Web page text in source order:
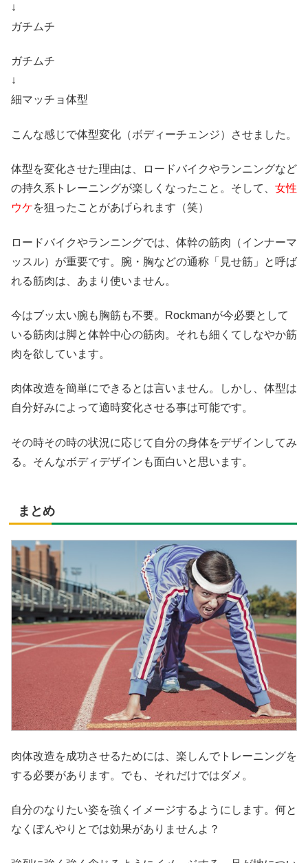
↓
ガチムチ
ガチムチ
↓
細マッチョ体型
こんな感じで体型変化（ボディーチェンジ）させました。
体型を変化させた理由は、ロードバイクやランニングなど
の持久系トレーニングが楽しくなったこと。そして、 女性
ウケを狙ったことがあげられます（笑）
ロードバイクやランニングでは、体幹の筋肉（インナーマ
ッスル）が重要です。腕・胸などの通称「見せ筋」と呼ば
れる筋肉は、あまり使いません。
今はブッ太い腕も胸筋も不要。Rockmanが今必要として
いる筋肉は脚と体幹中心の筋肉。それも細くてしなやか筋
肉を欲しています。
肉体改造を簡単にできるとは言いません。しかし、体型は
自分好みによって適時変化させる事は可能です。
その時その時の状況に応じて自分の身体をデザインしてみ
る。そんなボディデザインも面白いと思います。
まとめ
肉体改造を成功させるためには、楽しんでトレーニングを
する必要があります。でも、それだけではダメ。
自分のなりたい姿を強くイメージするようにします。何と
なくぽんやりとでは効果がありませんよ？